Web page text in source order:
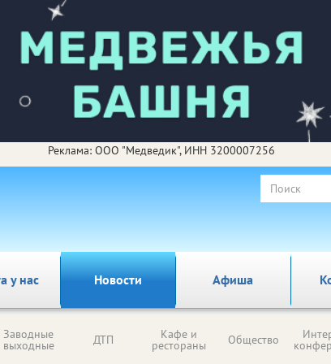
Реклама: ООО "Медведик", ИНН 3200007256
у нас Новости Афиша
Заводные
выходные ДТП Кафе и
рестораны Общество